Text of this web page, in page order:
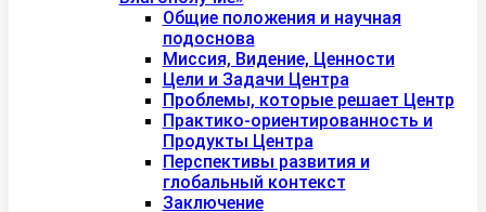
Общие положения и научная
подоснова
Миссия, Видение, Ценности
Цели и Задачи Центра
Проблемы, которые решает Центр
Практико-ориентированность и
Продукты Центра
Перспективы развития и
глобальный контекст
Заключение